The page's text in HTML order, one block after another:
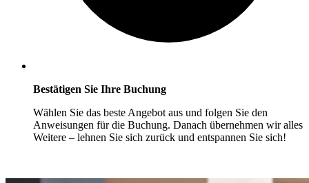
Bestätigen Sie Ihre Buchung
Wählen Sie das beste Angebot aus und folgen Sie den
Anweisungen für die Buchung. Danach übernehmen wir alles
Weitere – lehnen Sie sich zurück und entspannen Sie sich!